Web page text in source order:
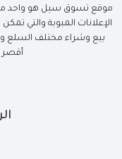
موقع تسوق سيل هو واحد من
الإعلانات المبوبة والتي
بيع وشراء مختلف السلع